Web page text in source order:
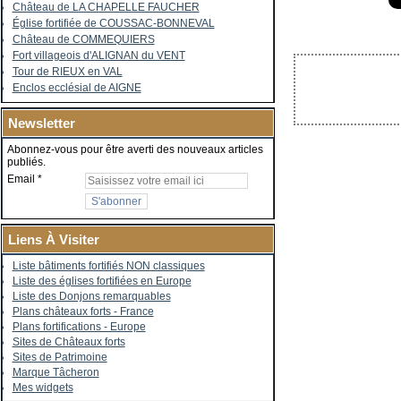
Château de LA CHAPELLE FAUCHER
Église fortifiée de COUSSAC-BONNEVAL
Château de COMMEQUIERS
Fort villageois d'ALIGNAN du VENT
Tour de RIEUX en VAL
Enclos ecclésial de AIGNE
Newsletter
Abonnez-vous pour être averti des nouveaux articles
publiés.
Email
Liens À Visiter
Liste bâtiments fortifiés NON classiques
Liste des églises fortifiées en Europe
Liste des Donjons remarquables
Plans châteaux forts - France
Plans fortifications - Europe
Sites de Châteaux forts
Sites de Patrimoine
Marque Tâcheron
Mes widgets